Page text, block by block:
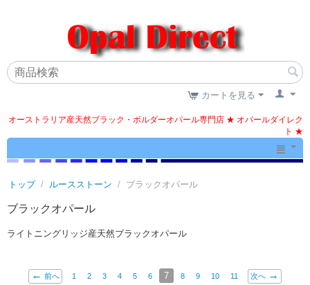
カートを見る
オーストラリア産天然ブラック・ボルダーオパール専門店 ★ オパールダイレク
ト ★
トップ / ルースストーン / ブラックオパール
ブラックオパール
ライトニングリッジ産天然ブラックオパール
前へ 1 2 3 4 5 6 7 8 9 10 11 次へ